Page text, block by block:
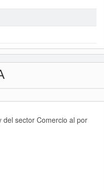
del sector Comercio al por